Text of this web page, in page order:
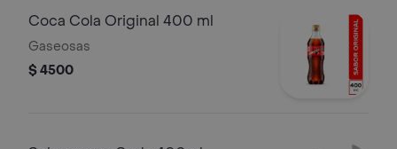
Coca Cola Original 400 ml
Gaseosas
$ 4500